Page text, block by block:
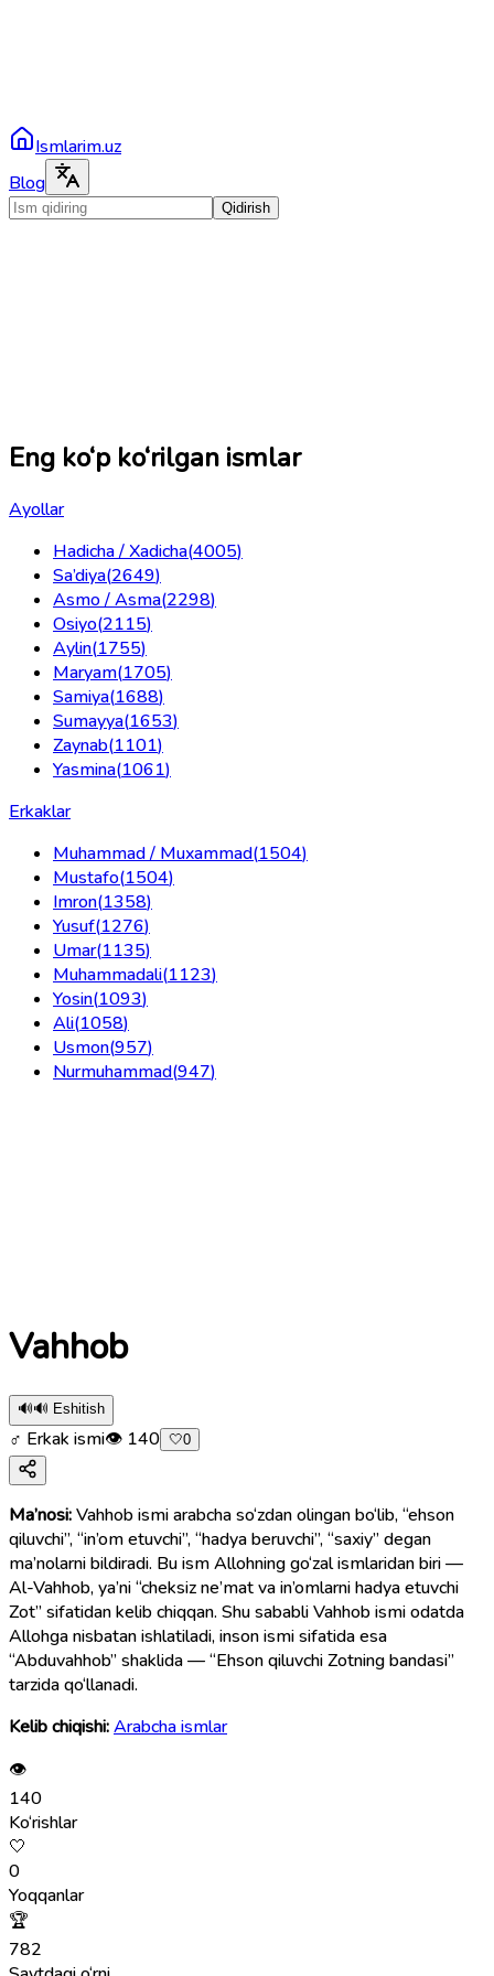
Ismlarim.uz
Blog
Qidirish
Eng ko‘p ko‘rilgan ismlar
Ayollar
Hadicha / Xadicha(4005)
Sa’diya(2649)
Asmo / Asma(2298)
Osiyo(2115)
Aylin(1755)
Maryam(1705)
Samiya(1688)
Sumayya(1653)
Zaynab(1101)
Yasmina(1061)
Erkaklar
Muhammad / Muxammad(1504)
Mustafo(1504)
Imron(1358)
Yusuf(1276)
Umar(1135)
Muhammadali(1123)
Yosin(1093)
Ali(1058)
Usmon(957)
Nurmuhammad(947)
Vahhob
🔊🔊 Eshitish
♂ Erkak ismi👁 140 🤍0
Ma’nosi:Vahhob ismi arabcha so‘zdan olingan bo‘lib, “ehson
qiluvchi”, “in’om etuvchi”, “hadya beruvchi”, “saxiy” degan
ma’nolarni bildiradi. Bu ism Allohning go‘zal ismlaridan biri —
Al-Vahhob, ya’ni “cheksiz ne’mat va in’omlarni hadya etuvchi
Zot” sifatidan kelib chiqqan. Shu sababli Vahhob ismi odatda
Allohga nisbatan ishlatiladi, inson ismi sifatida esa
“Abduvahhob” shaklida — “Ehson qiluvchi Zotning bandasi”
tarzida qo‘llanadi.
Kelib chiqishi:Arabcha ismlar
👁
140
Ko‘rishlar
🤍
0
Yoqqanlar
🏆
782